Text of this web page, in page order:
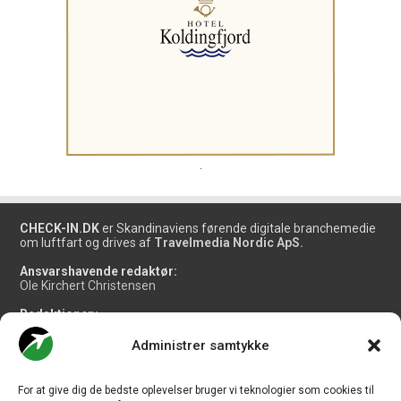
Administrer samtykke
For at give dig de bedste oplevelser bruger vi teknologier som cookies til
CHECK-IN.DK er Skandinaviens førende digitale branchemedie
om luftfart og drives af Travelmedia Nordic ApS.
Ansvarshavende redaktør:
Ole Kirchert Christensen
Redaktionen:
Christian Granhøj Skouboe
Henrik Baumgarten
Danny Longhi Andreasen